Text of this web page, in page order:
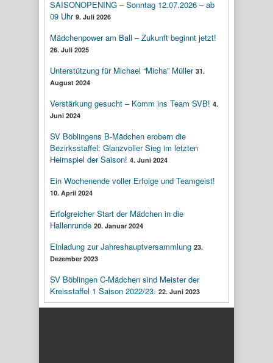
SAISONOPENING – Sonntag 12.07.2026 – ab
09 Uhr 9. Juli 2026
Mädchenpower am Ball – Zukunft beginnt jetzt!
26. Juli 2025
Unterstützung für Michael “Micha” Müller 31.
August 2024
Verstärkung gesucht – Komm ins Team SVB! 4.
Juni 2024
SV Böblingens B-Mädchen erobern die
Bezirksstaffel: Glanzvoller Sieg im letzten
Heimspiel der Saison! 4. Juni 2024
Ein Wochenende voller Erfolge und Teamgeist!
10. April 2024
Erfolgreicher Start der Mädchen in die
Hallenrunde 20. Januar 2024
Einladung zur Jahreshauptversammlung 23.
Dezember 2023
SV Böblingen C-Mädchen sind Meister der
Kreisstaffel 1 Saison 2022/23. 22. Juni 2023